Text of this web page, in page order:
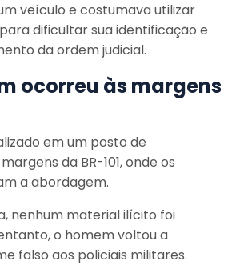
veículo e costumava utilizar
dificultar sua identificação e
da ordem judicial.
ocorreu às margens
em um posto de
da BR-101, onde os
a abordagem.
nenhum material ilícito foi
o homem voltou a
falso aos policiais militares.